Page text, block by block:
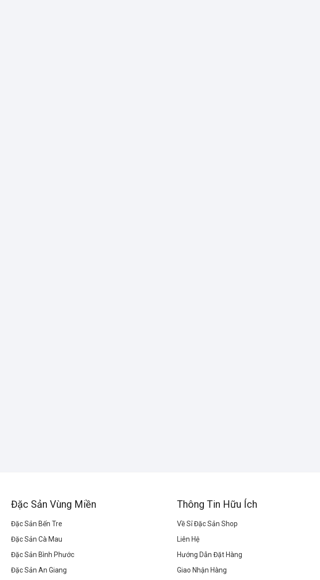
Đặc Sản Vùng Miền
Đặc Sản Bến Tre
Đặc Sản Cà Mau
Đặc Sản Bình Phước
Đặc Sản An Giang
Thông Tin Hữu Ích
Về Sỉ Đặc Sản Shop
Liên Hệ
Hướng Dẫn Đặt Hàng
Giao Nhận Hàng